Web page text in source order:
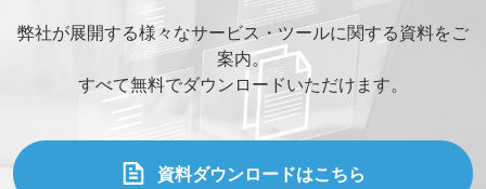
弊社が展開する様々なサービス・ツールに関する資料をご
案内。
すべて無料でダウンロードいただけます。
資料ダウンロードはこちら